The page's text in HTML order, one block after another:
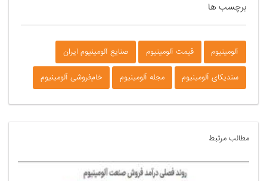
برچسب ها
آلومینیوم قیمت آلومینیوم صنایع آلومینیوم ایران
سندیکای آلومینیوم مجله آلومینیوم خام‌فروشی آلومینیوم
مطالب مرتبط